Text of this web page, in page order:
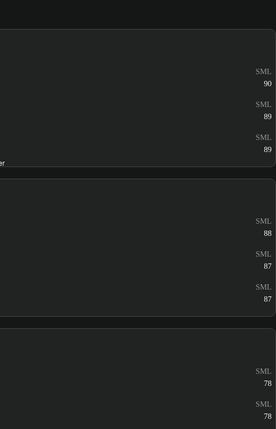
SML
90
SML
89
SML
89
SML
88
SML
87
SML
87
SML
78
SML
78